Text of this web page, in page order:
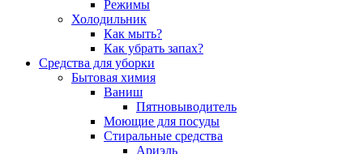
Режимы
Холодильник
Как мыть?
Как убрать запах?
Средства для уборки
Бытовая химия
Ваниш
Пятновыводитель
Моющие для посуды
Стиральные средства
Ариэль